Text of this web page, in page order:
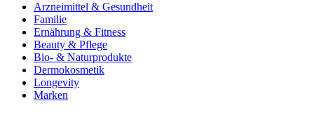
Arzneimittel & Gesundheit
Familie
Ernährung & Fitness
Beauty & Pflege
Bio- & Naturprodukte
Dermokosmetik
Longevity
Marken